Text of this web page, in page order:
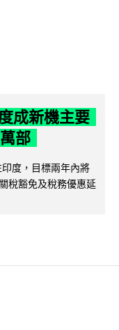
成新機主要
部
度，目標兩年內將
稅豁免及稅務優惠延